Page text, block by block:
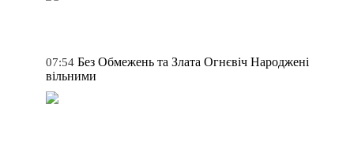
07:54 Без Обмежень та Злата Огнєвіч Народжені
вільними